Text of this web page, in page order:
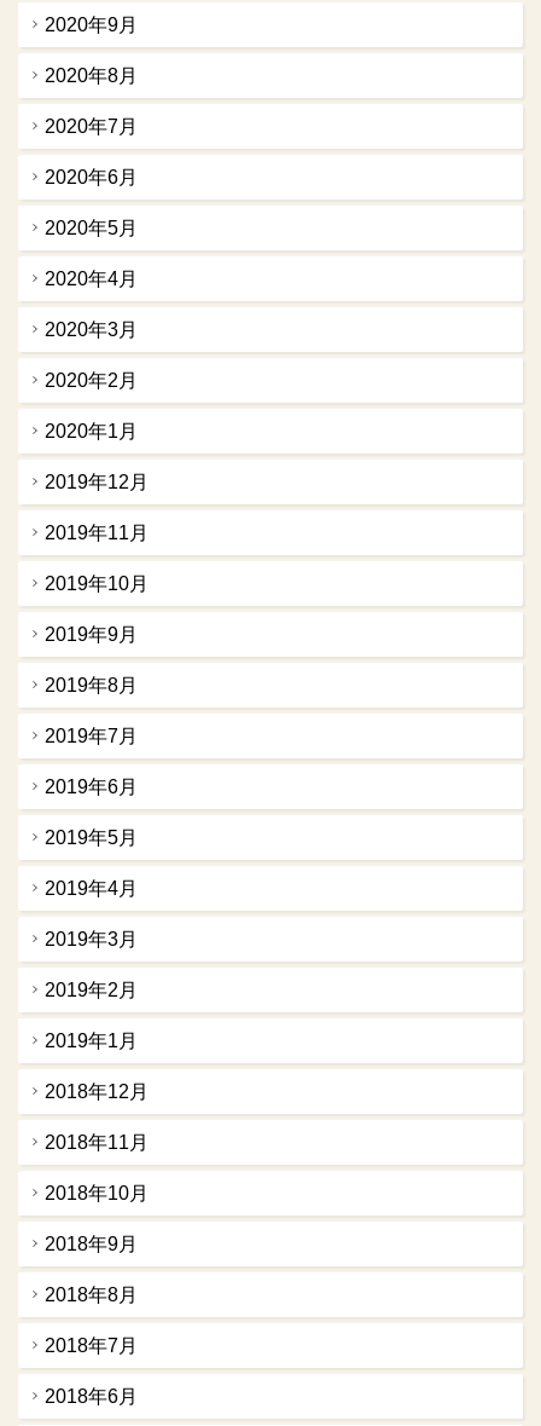
2020年9月
2020年8月
2020年7月
2020年6月
2020年5月
2020年4月
2020年3月
2020年2月
2020年1月
2019年12月
2019年11月
2019年10月
2019年9月
2019年8月
2019年7月
2019年6月
2019年5月
2019年4月
2019年3月
2019年2月
2019年1月
2018年12月
2018年11月
2018年10月
2018年9月
2018年8月
2018年7月
2018年6月